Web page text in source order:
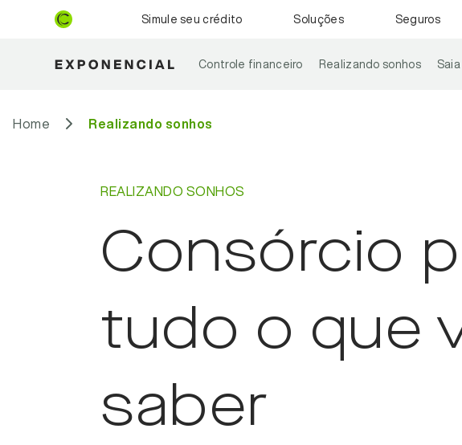
Simule seu crédito Soluções Seguros
Controle financeiro Realizando sonhos
Home Realizando sonhos
REALIZANDO SONHOS
Consórcio
tudo o que
saber